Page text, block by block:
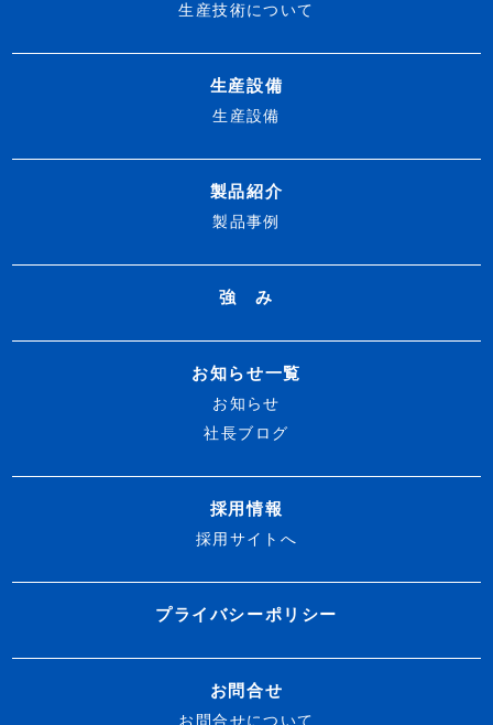
生産技術について
生産設備
生産設備
製品紹介
製品事例
強 み
お知らせ一覧
お知らせ
社長ブログ
採用情報
採用サイトへ
プライバシーポリシー
お問合せ
お問合せについて